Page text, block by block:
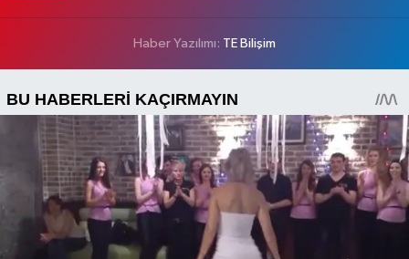
Haber Yazılımı: TE Bilişim